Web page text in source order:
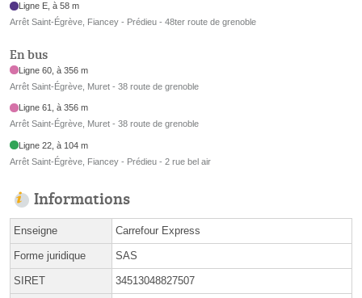
Ligne E, à 58 m
Arrêt Saint-Égrève, Fiancey - Prédieu - 48ter route de grenoble
En bus
Ligne 60, à 356 m
Arrêt Saint-Égrève, Muret - 38 route de grenoble
Ligne 61, à 356 m
Arrêt Saint-Égrève, Muret - 38 route de grenoble
Ligne 22, à 104 m
Arrêt Saint-Égrève, Fiancey - Prédieu - 2 rue bel air
Informations
Enseigne Carrefour Express
Forme juridique SAS
SIRET 34513048827507